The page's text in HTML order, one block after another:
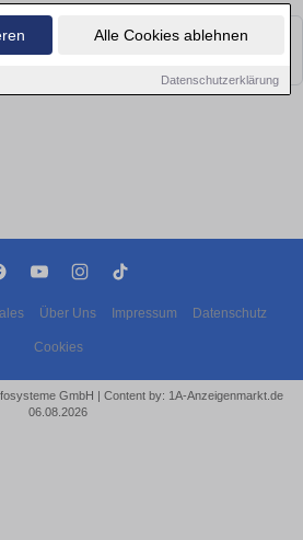
Alle Cookies ablehnen
Datenschutzerklärung
passenden Objekte finden. Schauen Sie
Über Uns Impressum Datenschutz
Cookies
GmbH | Content by: 1A-Anzeigenmarkt.de
06.08.2026